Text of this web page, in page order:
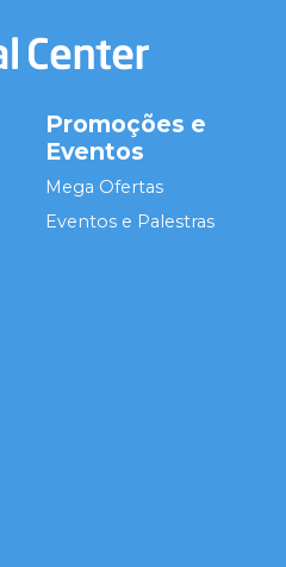
Promoções e
Eventos
Mega Ofertas
Eventos e Palestras